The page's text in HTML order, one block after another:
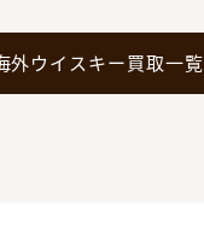
外ウイスキー買取一覧